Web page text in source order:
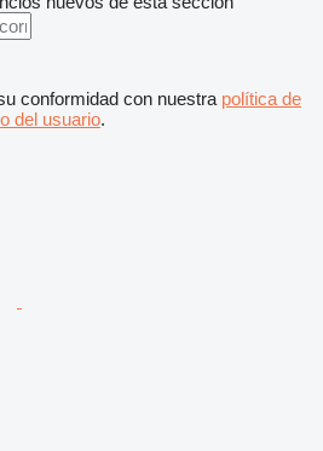
conformidad con nuestra política de
del usuario.